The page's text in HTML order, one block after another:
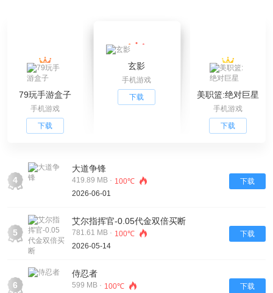
79玩手游盒子
手机游戏
下载
玄影
手机游戏
下载
美职篮:绝对巨星
手机游戏
下载
4
大道争锋
419.89 MB · 100℃
2026-06-01
下载
5
艾尔指挥官-0.05代金双倍买断
781.61 MB · 100℃
2026-05-14
下载
6
侍忍者
599 MB · 100℃ 下载